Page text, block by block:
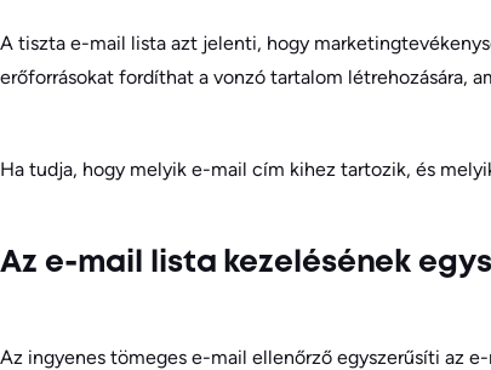
A tiszta e-mail lista azt jelenti, hogy
erőforrásokat fordíthat a vonzó tartalom létrehozására,
Ha tudja, hogy melyik e-mail cím kihez tartozik, és
Az e-mail lista kezelésének
Az ingyenes tömeges e-mail ellenőrző egyszerűsíti az